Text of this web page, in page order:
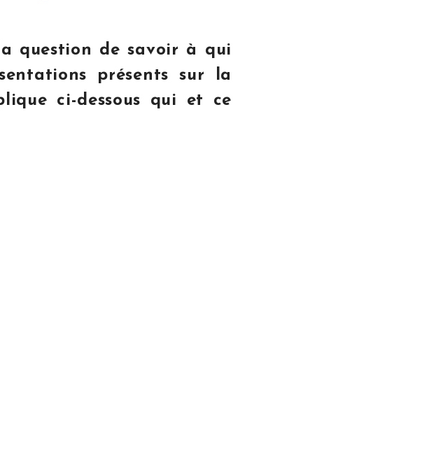
question de savoir à qui
présents sur la
ci-dessous qui et ce